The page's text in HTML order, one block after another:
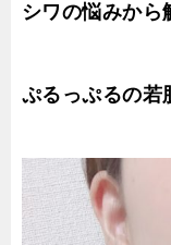
シワの悩みから
ぷるっぷるの若